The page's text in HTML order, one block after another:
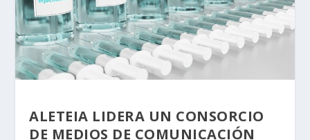
ALETEIA LIDERA UN CONSORCIO
DE MEDIOS DE COMUNICACIÓN